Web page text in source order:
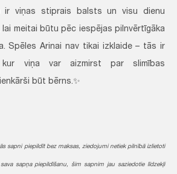
ir viņas stiprais balsts un visu dienu
meitai būtu pēc iespējas pilnvērtīgāka
Spēles Arinai nav tikai izklaide – tās ir
viņa var aizmirst par slimības
būt bērns.✨
sapni piepildīt bez maksas, ziedojumi netiek pilnībā izlietoti
sapņa piepildīšanu, šim sapnim jau saziedotie līdzekļi